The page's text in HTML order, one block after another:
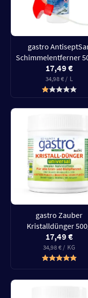
gastro
Schimmelentferner
17,49 €
34,98 € / L
gastro Zauber
Kristalldünger
17,49 €
34,98 € / KG